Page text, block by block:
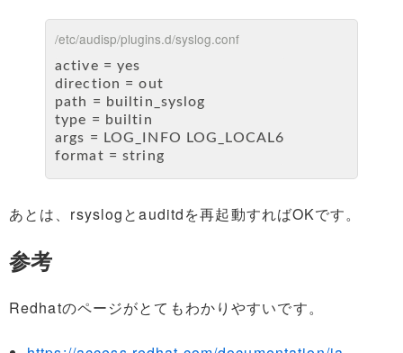
/etc/audisp/plugins.d/syslog.conf
active = yes
direction = out
path = builtin_syslog
type = builtin
args = LOG_INFO LOG_LOCAL6
format = string
あとは、rsyslogとauditdを再起動すればOKです。
参考
Redhatのページがとてもわかりやすいです。